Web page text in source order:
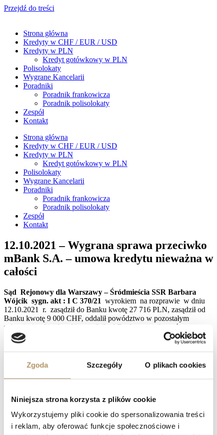
Zgoda Szczegóły O plikach cookies
Niniejsza strona korzysta z plików cookie
Wykorzystujemy pliki cookie do spersonalizowania treści
i reklam, aby oferować funkcje społecznościowe i
Przejdź do treści
Strona główna
Kredyty w CHF / EUR / USD
Kredyty w PLN
Kredyt gotówkowy w PLN
Polisolokaty
Wygrane Kancelarii
Poradniki
Poradnik frankowicza
Poradnik polisolokaty
Zespół
Kontakt
Strona główna
Kredyty w CHF / EUR / USD
Kredyty w PLN
Kredyt gotówkowy w PLN
Polisolokaty
Wygrane Kancelarii
Poradniki
Poradnik frankowicza
Poradnik polisolokaty
Zespół
Kontakt
12.10.2021 – Wygrana sprawa przeciwko
mBank S.A. – umowa kredytu nieważna w
całości
Sąd Rejonowy dla Warszawy – Śródmieścia SSR Barbara
Wójcik sygn. akt : I C 370/21 wyrokiem na rozprawie w dniu
12.10.2021 r. zasądził do Banku kwotę 27 716 PLN, zasądził od
Banku kwotę 9 000 CHF, oddalił powództwo w pozostałym
zakresie (co do odsetek), zasądził od Banku zwrot kosztów procesu
w kwocie 6 717 zł. ,
uznając przesłankowo umowę kredytową
za nieważną.
Zdaniem Sądu umowa zawarta między stronami jest umową
nieważną z uwagi na znajdujące się w niej klauzule niedozwolone,
po usunięciu których nie jest możliwe dalsze wykonywanie umowy.
Sąd wskazał, iż klauzule te dotyczą głównych świadczeń stron.
Postanowienia te były niejednoznaczne i kształtowały sytuację
konsumenta w sposób sprzeczny z dobrymi obyczajami.
Sąd podkreślił, iż dla oceny abuzywności klauzul nie mają